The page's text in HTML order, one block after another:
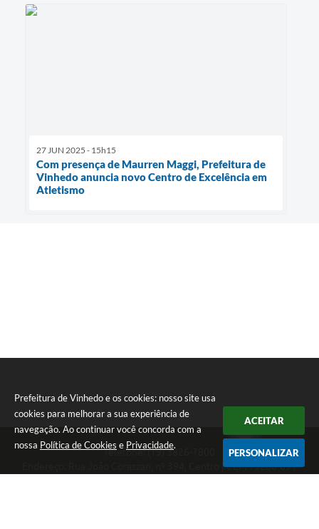
Prefeitura de Vinhedo e os cookies: nosso site usa
cookies para melhorar a sua experiência de
navegação. Ao continuar você concorda com a
nossa Política de Cookies e Privacidade.
ACEITAR
PERSONALIZAR
27 JUN 2025 - 15h15
Com presença de Maurren Maggi, Prefeitura de
Vinhedo anuncia novo Centro de Excelência em
Atletismo
Telefone: (19) 3826-7800
Endereço: Rua João Corazzari, nº 394, Centro | CEP: 13280-091